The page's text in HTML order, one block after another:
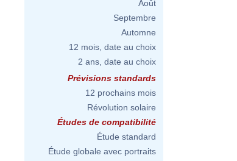
Août
Septembre
Automne
12 mois, date au choix
2 ans, date au choix
Prévisions standards
12 prochains mois
Révolution solaire
Études de compatibilité
Étude standard
Étude globale avec portraits